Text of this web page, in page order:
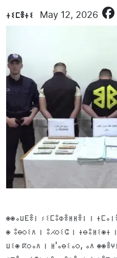
ⵜⵉⵎⴻⵜⵉ May 12, 2026
ⵙⵙⴰⵡⴹⴻⵏ ⵢⵉⵎⵓⵀⴻⵍⵍⴻⵏ ⵏ
ⵙ ⵓⴱⵔⵉⴷ ⵏ ⵓⵃⵔⵉⵛ ⵏ
ⵡⵉⵙ ⴽⵔⴰⴷ ⵏ ⵍ'ⴰⴱⵉⴰⵔ, ⴰⴷ